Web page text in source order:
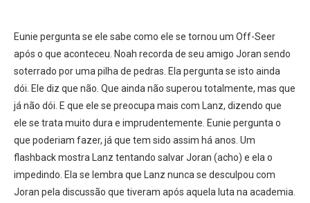
Eunie pergunta se ele sabe como ele se tornou um Off-Seer
após o que aconteceu. Noah recorda de seu amigo Joran sendo
soterrado por uma pilha de pedras. Ela pergunta se isto ainda
dói. Ele diz que não. Que ainda não superou totalmente, mas que
já não dói. E que ele se preocupa mais com Lanz, dizendo que
ele se trata muito dura e imprudentemente. Eunie pergunta o
que poderiam fazer, já que tem sido assim há anos. Um
flashback mostra Lanz tentando salvar Joran (acho) e ela o
impedindo. Ela se lembra que Lanz nunca se desculpou com
Joran pela discussão que tiveram após aquela luta na academia.